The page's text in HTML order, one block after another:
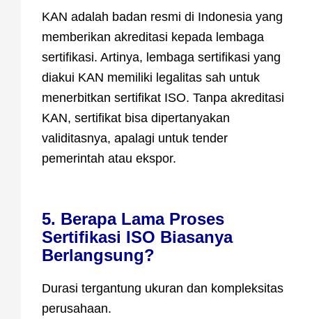
KAN adalah badan resmi di Indonesia yang
memberikan akreditasi kepada lembaga
sertifikasi. Artinya, lembaga sertifikasi yang
diakui KAN memiliki legalitas sah untuk
menerbitkan sertifikat ISO. Tanpa akreditasi
KAN, sertifikat bisa dipertanyakan
validitasnya, apalagi untuk tender
pemerintah atau ekspor.
5. Berapa Lama Proses
Sertifikasi ISO Biasanya
Berlangsung?
Durasi tergantung ukuran dan kompleksitas
perusahaan.